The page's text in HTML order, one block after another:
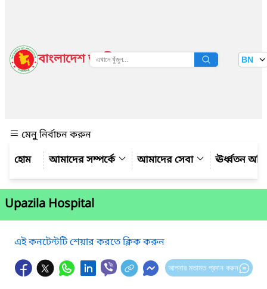
বাংলাদেশ জাতীয় তথ্য বাতায়ন BN
মেনু নির্বাচন করুন
আমাদের সম্পর্কে
আমাদের সেবা ঊর্ধ্বতন
Upazila Hospital
এই কনটেন্টটি শেয়ার করতে ক্লিক করুন
আপনার মতামত প্রদান করুন